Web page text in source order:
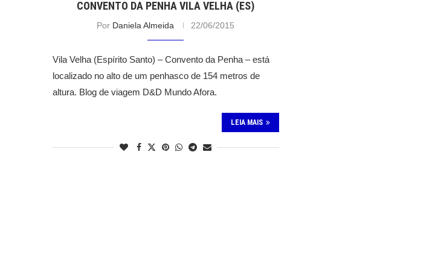
CONVENTO DA PENHA VILA VELHA (ES)
Por Daniela Almeida 22/06/2015
Vila Velha (Espírito Santo) – Convento da Penha – está
localizado no alto de um penhasco de 154 metros de
altura. Blog de viagem D&D Mundo Afora.
LEIA MAIS